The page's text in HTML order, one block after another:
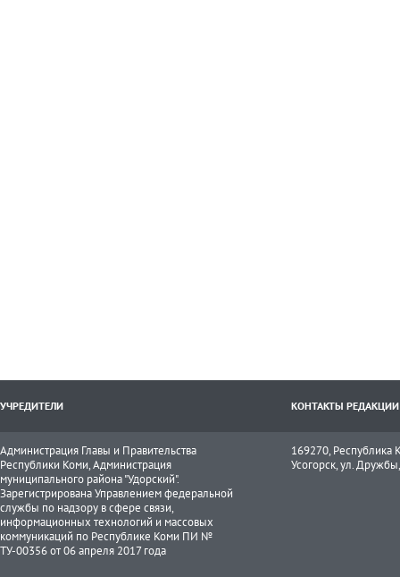
УЧРЕДИТЕЛИ КОНТАКТЫ РЕДАКЦИИ
Администрация Главы и Правительства
Республики Коми, Администрация
муниципального района "Удорский".
Зарегистрирована Управлением федеральной
службы по надзору в сфере связи,
информационных технологий и массовых
коммуникаций по Республике Коми ПИ №
ТУ-00356 от 06 апреля 2017 года
169270, Республика
Усогорск, ул.